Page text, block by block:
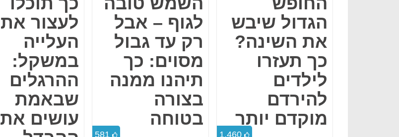
הגדול שיבש
את השינה?
כך תעזרו
לילדים
להירדם
מוקדם יותר
1,460
לגוף – אבל
רק עד גבול
מסוים: כך
תיהנו ממנה
בצורה
בטוחה
581
לעצור את
העלייה
במשקל:
ההרגלים
שבאמת
עושים את